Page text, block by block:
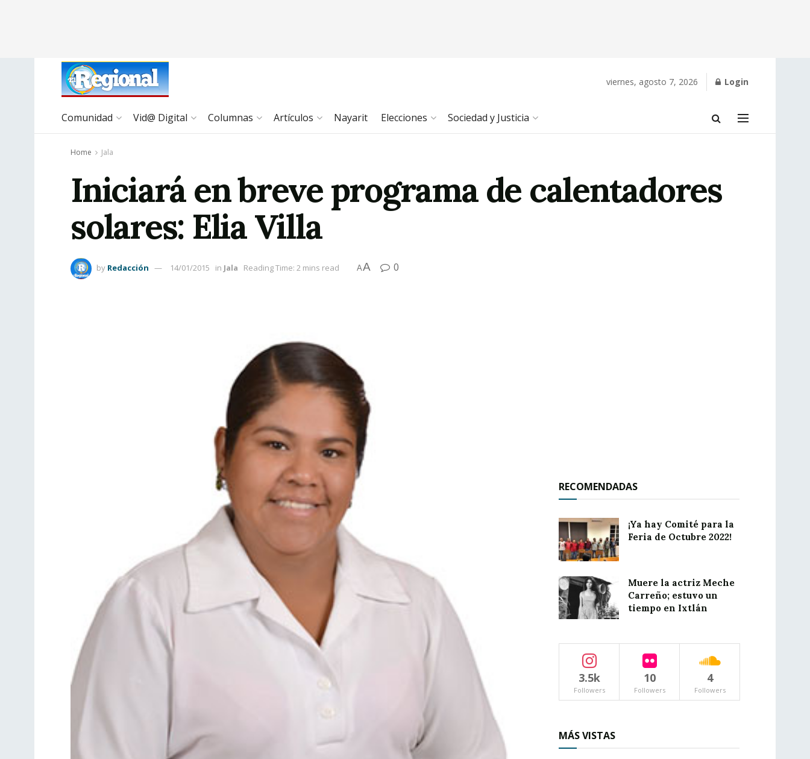
viernes, agosto 7, 2026 Login
Comunidad Vid@ Digital Columnas Artículos Nayarit Elecciones Sociedad y Justicia
Home Jala
Iniciará en breve programa de calentadores
solares: Elia Villa
by Redacción 14/01/2015 in Jala Reading Time: 2 mins read AA 0
RECOMENDADAS
¡Ya hay Comité para la
Feria de Octubre 2022!
Muere la actriz Meche
Carreño; estuvo un
tiempo en Ixtlán
3.5k
Followers
10
Followers
4
Followers
MÁS VISTAS